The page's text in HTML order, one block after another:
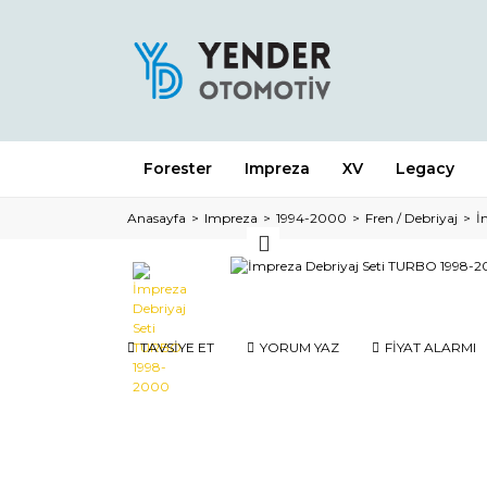
Forester Impreza XV Legacy
Anasayfa Impreza 1994-2000 Fren / Debriyaj
TAVSİYE ET YORUM YAZ FİYAT ALARMI